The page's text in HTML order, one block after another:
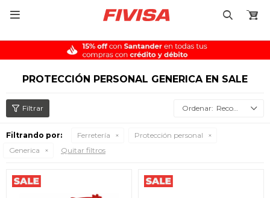

PROTECCIÓN PERSONAL GENERICA EN SALE
Recomendados
Filtrando por: Ferretería
Protección personal
Generica
Quitar filtros